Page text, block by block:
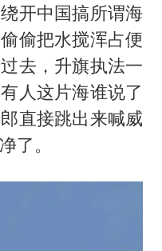
“不怕六爷挂得多 就怕六爷挂一颗”
一纸声明甩不了锅
荆斩棘2026》名单
新疆景区自驾服务费改为按车收费
吻戏短剧已下架
开中国搞所谓海
偷把水搅浑占便
去，升旗执法一
人这片海谁说了
直接跳出来喊威
了。